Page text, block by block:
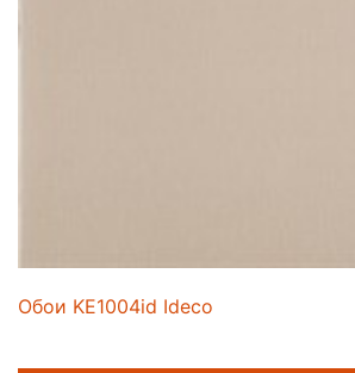
Обои KE1004id Ideco